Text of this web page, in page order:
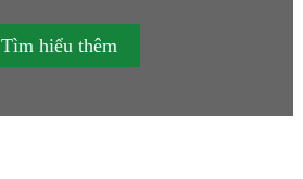
Tìm hiểu thêm